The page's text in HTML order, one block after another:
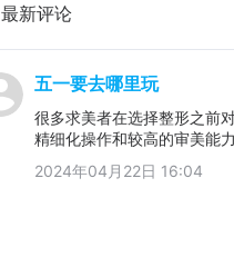
最新评论
五一要去哪里玩
很多求美者在选择整形之前
精细化操作和较高的审美能
2024年04月22日 16:04